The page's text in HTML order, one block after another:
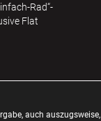
Rad“-
Flat
auch